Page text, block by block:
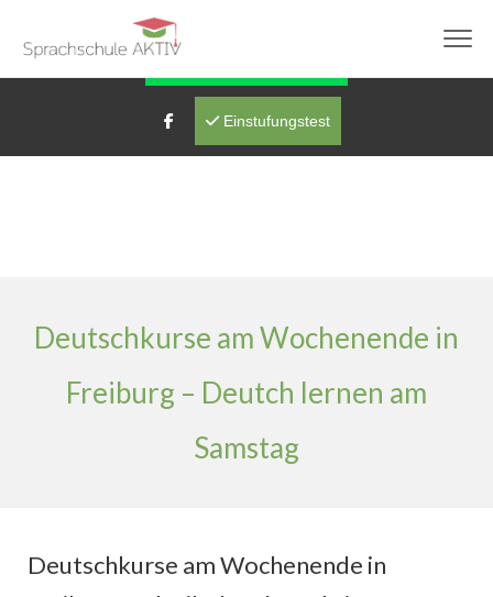
info@sprachschule-aktiv-freiburg.de
Einstufungstest
Deutschkurse am Wochenende in
Freiburg – Deutch lernen am
Samstag
Deutschkurse am Wochenende in